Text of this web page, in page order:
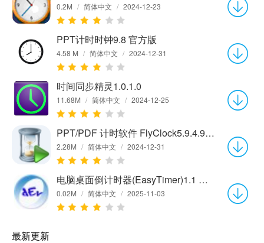
0.2M / 简体中文 / 2024-12-23
PPT计时时钟9.8 官方版
4.58 M / 简体中文 / 2024-12-31
时间同步精灵1.0.1.0
11.68M / 简体中文 / 2024-12-25
PPT/PDF 计时软件 FlyClock5.9.4.9官方版
2.28M / 简体中文 / 2024-12-31
电脑桌面倒计时器(EasyTimer)1.1 中文绿色版
0.02M / 简体中文 / 2025-11-03
最新更新